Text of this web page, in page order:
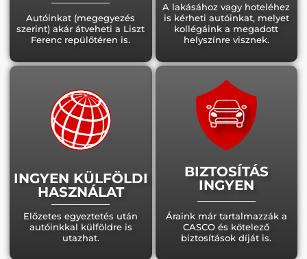
Autóinkat (megegyezés
szerint) akár átveheti a Liszt
Ferenc repülőtéren is.
A lakásához vagy hoteléhez
is kérheti autóinkat, melyet
kollégáink a megadott
helyszínre visznek.
INGYEN KÜLFÖLDI
HASZNÁLAT
Előzetes egyeztetés után
autóinkkal külföldre is
utazhat.
BIZTOSÍTÁS
INGYEN
Áraink már tartalmazzák a
CASCO és kötelező
biztosítások díját is.